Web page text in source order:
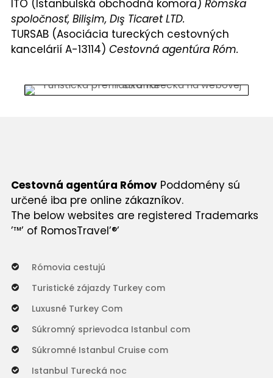
ITO (Istanbulská obchodná komora) Rómska
spoločnosť, Bilişim, Dış Ticaret LTD.
TURSAB (Asociácia tureckých cestovných
kancelárií A-13114) Cestovná agentúra Róm.
Cestovná agentúra Rómov Poddomény sú
určené iba pre online zákazníkov.
The below websites are registered Trademarks
’™’ of RomosTravel’®’
Rómovia cestujú
Turistické zájazdy Turkey com
Luxusné Turkey Com
Súkromný sprievodca Istanbul com
Súkromné Istanbul Cruise com
Istanbul Turecká noc